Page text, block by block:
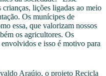
crianças, lições ligadas ao meio
Os munícipes de
essa, que valorizam nossos
os agricultores. Os
e isso é motivo para
Araújo, o projeto Recicla